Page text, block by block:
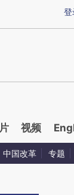
成，可能与原文
登
视频
中国改革 专题